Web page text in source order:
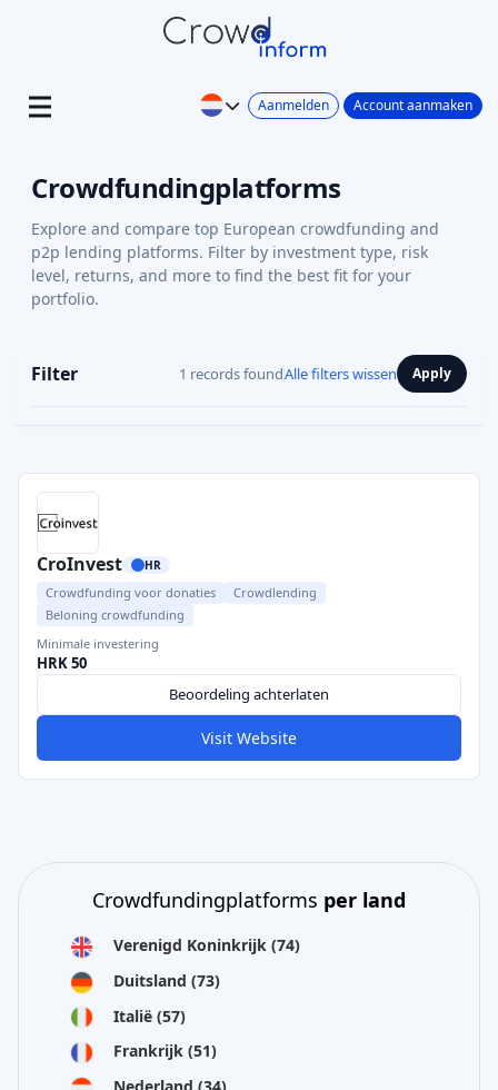
Aanmelden Account aanmaken
Crowdfundingplatforms
Explore and compare top European crowdfunding and
p2p lending platforms. Filter by investment type, risk
level, returns, and more to find the best fit for your
portfolio.
Filter 1 records foundAlle filters wissen Apply
CroInvest HR
Crowdfunding voor donaties
Crowdlending
Beloning crowdfunding
Minimale investering
HRK 50
Beoordeling achterlaten
Visit Website
Crowdfundingplatforms per land
Verenigd Koninkrijk (74)
Duitsland (73)
Italië (57)
Frankrijk (51)